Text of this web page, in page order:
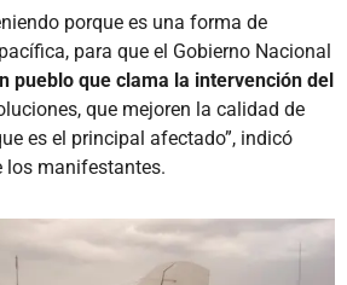
porque es una forma de
para que el Gobierno Nacional
pueblo que clama la intervención del
que mejoren la calidad de
es el principal afectado”, indicó
los manifestantes.